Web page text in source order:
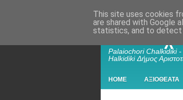
Palaiochori Chalkidiki
Halkidiki Δήμος
HOME ΑΞΙΟΘΕΑΤΑ
This site uses cookies
are shared with Google
statistics, and to detect